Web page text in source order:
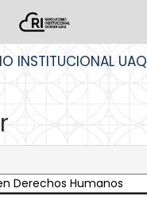
INSTITUCIONAL UAQ